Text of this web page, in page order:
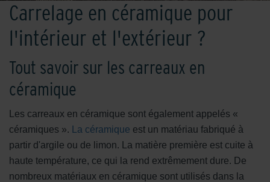
Carrelage en céramique pour
l'intérieur et l'extérieur ?
Tout savoir sur les carreaux en
céramique
Les carreaux en céramique sont également appelés «
céramiques ».
La céramique est un matériau fabriqué à
partir d'argile ou de limon. La matière première est cuite à
haute température, ce qui la rend extrêmement dure. De
nombreux matériaux en céramique sont utilisés dans la